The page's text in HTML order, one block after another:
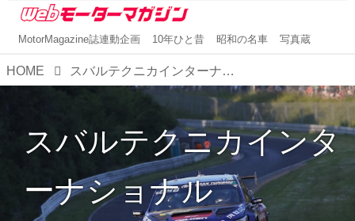
MotorMagazine誌連動企画 10年ひと昔 昭和の名車 写真蔵
HOME スバルテクニカインターナショナル
スバルテクニカインタ
ーナショナル